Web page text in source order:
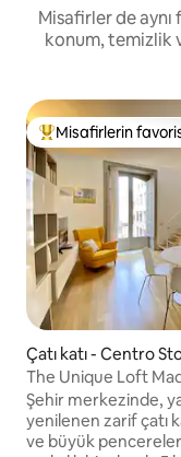
Misafirler de
konum, temizlik
Misafirlerin
Misafirlerin
Çatı katı - Centro
The Unique Loft
merkezinde
Şehir merkezinde,
yenilenen zarif çatı
ve büyük